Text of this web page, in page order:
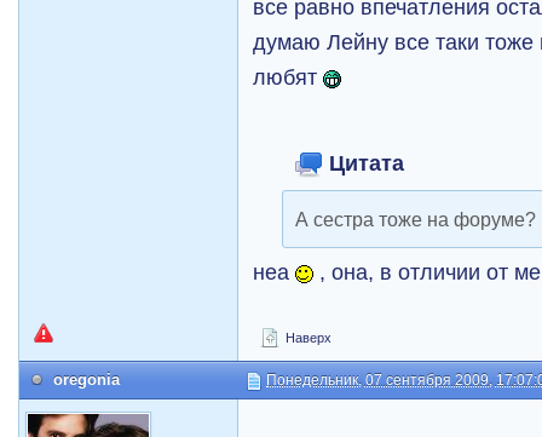
все равно впечатления
думаю Лейну все таки тоже
любят
Цитата
А сестра тоже на форуме?
неа , она, в отличии от
Наверх
oregonia Понедельник, 07 сентября 2009,